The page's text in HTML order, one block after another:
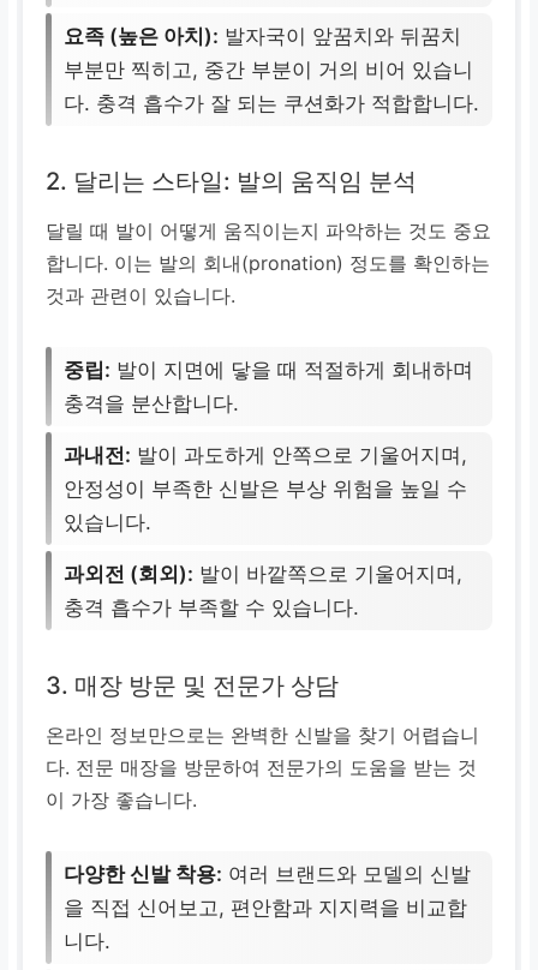
요족 (높은 아치): 발자국이 앞꿈치와 뒤꿈치
부분만 찍히고, 중간 부분이 거의 비어 있습니
다. 충격 흡수가 잘 되는 쿠션화가 적합합니다.
2. 달리는 스타일: 발의 움직임 분석
달릴 때 발이 어떻게 움직이는지 파악하는 것도 중요
합니다. 이는 발의 회내(pronation) 정도를 확인하는
것과 관련이 있습니다.
중립: 발이 지면에 닿을 때 적절하게 회내하며
충격을 분산합니다.
과내전: 발이 과도하게 안쪽으로 기울어지며,
안정성이 부족한 신발은 부상 위험을 높일 수
있습니다.
과외전 (회외): 발이 바깥쪽으로 기울어지며,
충격 흡수가 부족할 수 있습니다.
3. 매장 방문 및 전문가 상담
온라인 정보만으로는 완벽한 신발을 찾기 어렵습니
다. 전문 매장을 방문하여 전문가의 도움을 받는 것
이 가장 좋습니다.
다양한 신발 착용: 여러 브랜드와 모델의 신발
을 직접 신어보고, 편안함과 지지력을 비교합
니다.